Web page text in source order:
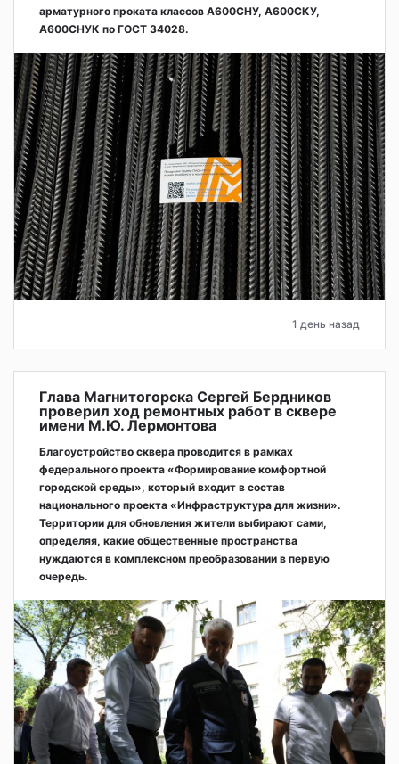
арматурного проката классов А600СНУ, А600СКУ,
А600СНУК по ГОСТ 34028.
1 день назад
Глава Магнитогорска Сергей Бердников
проверил ход ремонтных работ в сквере
имени М.Ю. Лермонтова
Благоустройство сквера проводится в рамках
федерального проекта «Формирование комфортной
городской среды», который входит в состав
национального проекта «Инфраструктура для жизни».
Территории для обновления жители выбирают сами,
определяя, какие общественные пространства
нуждаются в комплексном преобразовании в первую
очередь.